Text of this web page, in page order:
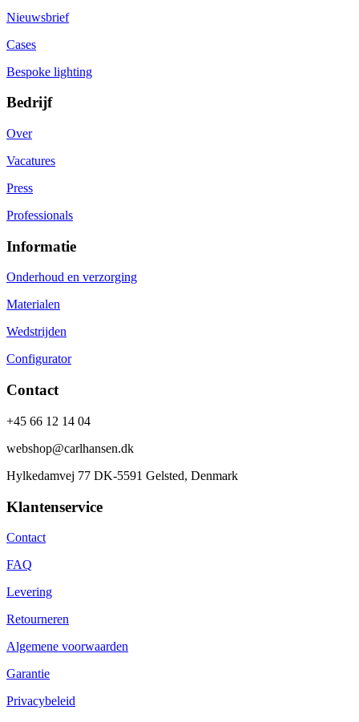
Nieuwsbrief
Cases
Bespoke lighting
Bedrijf
Over
Vacatures
Press
Professionals
Informatie
Onderhoud en verzorging
Materialen
Wedstrijden
Configurator
Contact
+45 66 12 14 04
webshop@carlhansen.dk
Hylkedamvej 77 DK-5591 Gelsted, Denmark
Klantenservice
Contact
FAQ
Levering
Retourneren
Algemene voorwaarden
Garantie
Privacybeleid